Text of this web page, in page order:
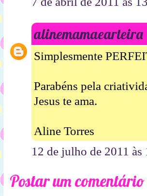
alinemamaearteira
Simplesmente
Parabéns pela
Jesus te ama.
Aline Torres
12 de julho de 2011 às
Postar um comentário